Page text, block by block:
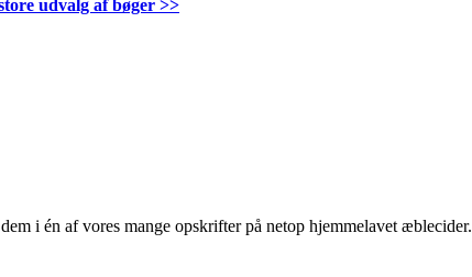
udvalg af bøger >>
i én af vores mange opskrifter på netop hjemmelavet æblecider.